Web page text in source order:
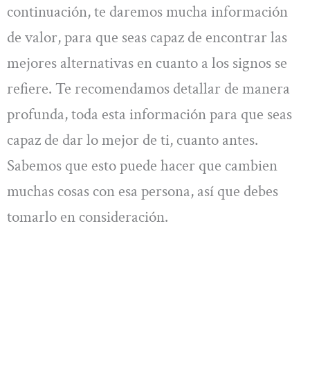
continuación, te daremos mucha información
de valor, para que seas capaz de encontrar las
mejores alternativas en cuanto a los signos se
refiere. Te recomendamos detallar de manera
profunda, toda esta información para que seas
capaz de dar lo mejor de ti, cuanto antes.
Sabemos que esto puede hacer que cambien
muchas cosas con esa persona, así que debes
tomarlo en consideración.